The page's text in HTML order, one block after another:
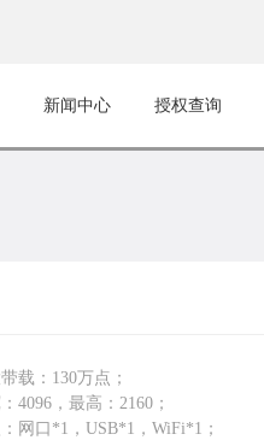
新闻中心 授权查询
载：130万点；
4096，最高：2160；
网口*1，USB*1，WiFi*1；